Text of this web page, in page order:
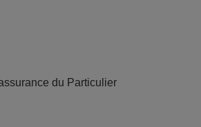
du Particulier